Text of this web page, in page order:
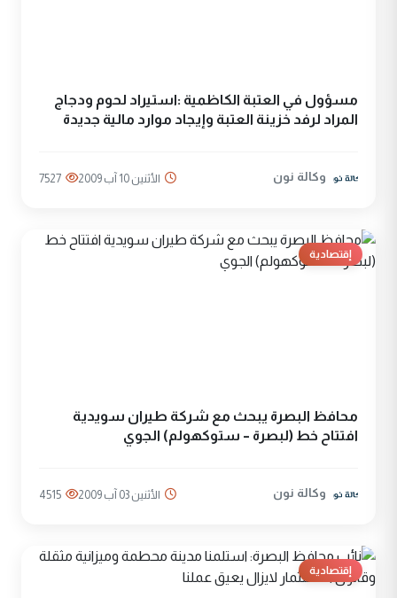
مسؤول في العتبة الكاظمية :استيراد لحوم ودجاج
المراد لرفد خزينة العتبة وإيجاد موارد مالية جديدة
وكالة نون الأثنين 10 آب 2009 7527
إقتصادية
محافظ البصرة يبحث مع شركة طيران سويدية
افتتاح خط (لبصرة – ستوكهولم) الجوي
وكالة نون الأثنين 03 آب 2009 4515
إقتصادية